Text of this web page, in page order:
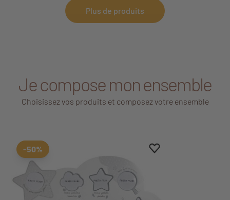
Plus de produits
Je compose mon ensemble
Choisissez vos produits et composez votre ensemble
Ajouter aux favoris
Supprimer des
-50%